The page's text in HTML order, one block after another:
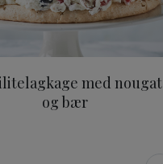
med nougat
og bær